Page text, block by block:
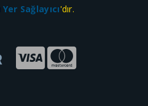
Yer Sağlayıcı'dır.